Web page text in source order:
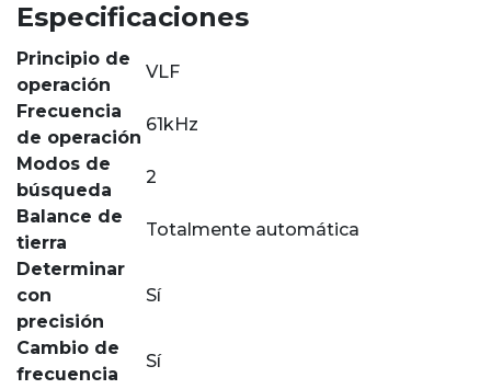
Especificaciones
Principio de
operación
VLF
Frecuencia
de operación
61kHz
Modos de
búsqueda
2
Balance de
tierra
Totalmente automática
Determinar
con
precisión
Sí
Cambio de
frecuencia
Sí